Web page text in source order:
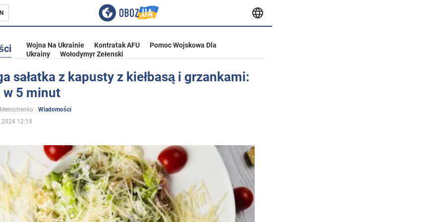
Ukrainie
Wojna Na Ukrainie Kontratak AFU
Pomoc Wojskowa Dla
Ukrainy
Wołodymyr Zełenski
sałatka z kapusty z kiełbasą i grzankami:
w 5 minut
Wiadomości
12:15